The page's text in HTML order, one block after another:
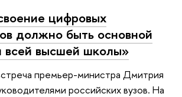
цифровых
должно быть основной
всей высшей школы»
премьер-министра Дмитрия
российских вузов. На